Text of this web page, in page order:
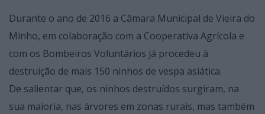
Durante o ano de 2016 a Câmara Municipal de Vieira do
Minho, em colaboração com a Cooperativa Agrícola e
com os Bombeiros Voluntários já procedeu à
destruição de mais 150 ninhos de vespa asiática.
De salientar que, os ninhos destruídos surgiram, na
sua maioria, nas árvores em zonas rurais, mas também